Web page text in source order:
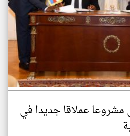
عملاقا جديدا في